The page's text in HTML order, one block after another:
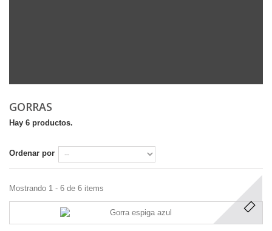
GORRAS
Hay 6 productos.
Ordenar por
Mostrando 1 - 6 de 6 items